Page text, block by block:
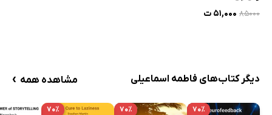
۸۵۰۰۰ ۵۱,۰۰۰ ت
دیگر کتاب‌های فاطمه اسماعیلی مشاهده همه ›
۷۰٪ ۷۰٪ ۷۰٪